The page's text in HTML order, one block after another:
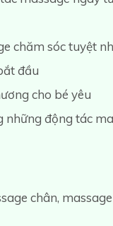
chăm sóc tuyệt
đầu
cho bé yêu
những động tác
chân,